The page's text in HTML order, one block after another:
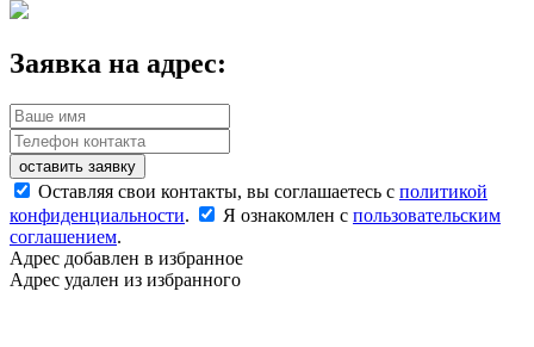
Заявка на адрес:
оставить заявку
Оставляя свои контакты, вы соглашаетесь с политикой
конфиденциальности. Я ознакомлен с пользовательским
соглашением.
Адрес добавлен в избранное
Адрес удален из избранного